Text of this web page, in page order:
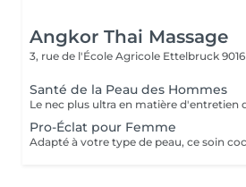
Angkor Thai Massage
3, rue de l'École Agricole Ettelbruck 9016
Santé de la Peau des Hommes
Pro-Éclat pour Femme